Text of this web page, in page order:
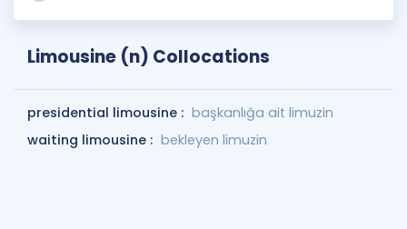
Limousine (n) Collocations
presidential limousine : başkanlığa ait limuzin
waiting limousine : bekleyen limuzin